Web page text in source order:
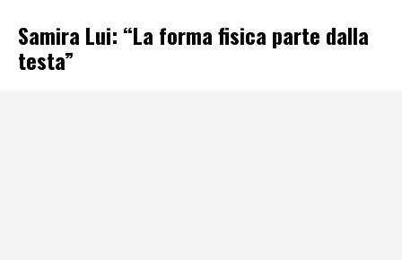
Samira Lui: “La forma fisica parte dalla
testa”